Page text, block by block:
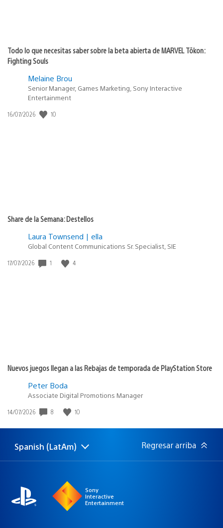
Todo lo que necesitas saber sobre la beta abierta de MARVEL Tōkon:
Fighting Souls
Melaine Brou
Senior Manager, Games Marketing, Sony Interactive
Entertainment
Fecha
16/07/2026 10
Share de la Semana: Destellos
Laura Townsend | ella
Global Content Communications Sr. Specialist, SIE
Fecha
17/07/2026 1 4
Nuevos juegos llegan a las Rebajas de temporada de PlayStation Store
Peter Boda
Associate Digital Promotions Manager
Fecha
publicación:
14/07/2026 8 10
Elige
Región
Spanish (LatAm) Regresar arriba
Sony
Interactive
Entertainment